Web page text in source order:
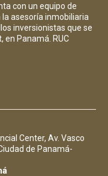
con un equipo de
asesoría inmobiliaria
inversionistas que se
en Panamá. RUC
Center, Av. Vasco
de Panamá-